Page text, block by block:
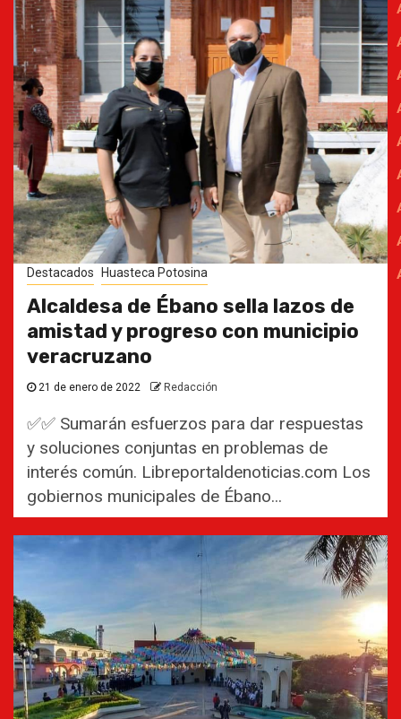
Destacados Huasteca Potosina
Alcaldesa de Ébano sella lazos de
amistad y progreso con municipio
veracruzano
21 de enero de 2022 Redacción
✅✅ Sumarán esfuerzos para dar respuestas
y soluciones conjuntas en problemas de
interés común. Libreportaldenoticias.com Los
gobiernos municipales de Ébano...